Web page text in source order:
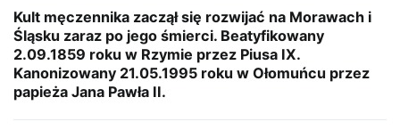
Kult męczennika zaczął się rozwijać na Morawach i
Śląsku zaraz po jego śmierci. Beatyfikowany
2.09.1859 roku w Rzymie przez Piusa IX.
Kanonizowany 21.05.1995 roku w Ołomuńcu przez
papieża Jana Pawła II.